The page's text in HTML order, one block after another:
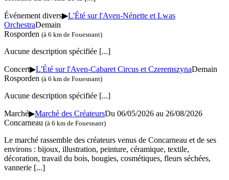
Événement divers▶L'Été sur l'Aven-Nénette et Lwas
OrchestraDemain
Rosporden (à 6 km de Fouesnant)
Aucune description spécifiée [...]
Concert▶L'Été sur l'Aven-Cabaret Circus et CzeremszynaDemain
Rosporden (à 6 km de Fouesnant)
Aucune description spécifiée [...]
Marché▶Marché des CréateursDu 06/05/2026 au 26/08/2026
Concarneau (à 6 km de Fouesnant)
Le marché rassemble des créateurs venus de Concarneau et de ses
environs : bijoux, illustration, peinture, céramique, textile,
décoration, travail du bois, bougies, cosmétiques, fleurs séchées,
vannerie [...]